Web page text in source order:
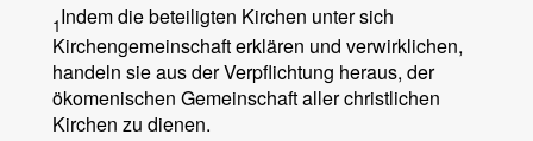
1Indem die beteiligten Kirchen unter sich
Kirchengemeinschaft erklären und verwirklichen,
handeln sie aus der Verpflichtung heraus, der
ökomenischen Gemeinschaft aller christlichen
Kirchen zu dienen.